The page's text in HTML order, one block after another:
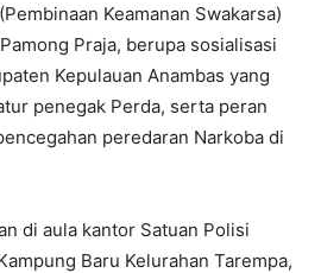
Keamanan Swakarsa)
Praja, berupa sosialisasi
Kepulauan Anambas yang
penegak Perda, serta peran
peredaran Narkoba di
di aula kantor Satuan Polisi
Baru Kelurahan Tarempa,